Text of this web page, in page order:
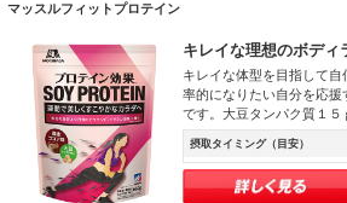
マッスルフィットプロテイン
キレイな理想のボディ
キレイな体型を目指して
率的になりたい自分を応
です。大豆タンパク質１５
摂取タイミング（目安）